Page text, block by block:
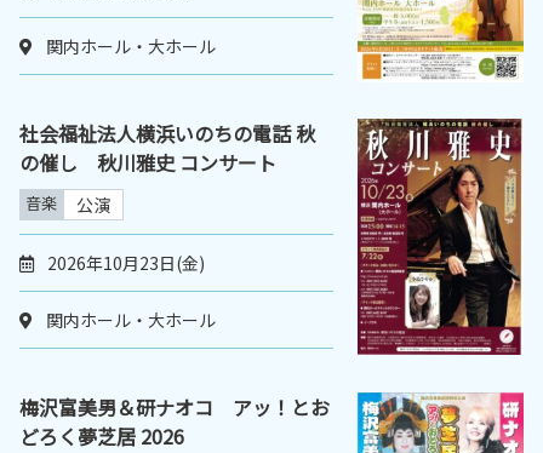
関内ホール・大ホール
社会福祉法人横浜いのちの電話 秋
の催し 秋川雅史 コンサート
音楽 公演
2026年10月23日(金)
関内ホール・大ホール
梅沢富美男＆研ナオコ アッ！とお
どろく夢芝居 2026